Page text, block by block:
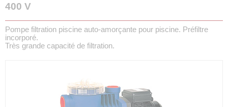
400 V
Pompe filtration piscine auto-amorçante pour piscine. Préfiltre
incorporé.
Très grande capacité de filtration.